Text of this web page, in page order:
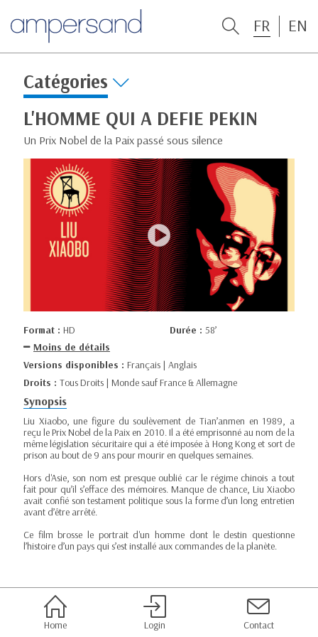
FR EN
Catégories
L'HOMME QUI A DEFIE PEKIN
Un Prix Nobel de la Paix passé sous silence
Format : HD Durée : 58’
Moins de détails
Versions disponibles : Français | Anglais
Droits : Tous Droits | Monde sauf France & Allemagne
Synopsis
Liu Xiaobo, une figure du soulèvement de Tian’anmen en 1989, a
reçu le Prix Nobel de la Paix en 2010. Il a été emprisonné au nom de la
même législation sécuritaire qui a été imposée à Hong Kong et sort de
prison au bout de 9 ans pour mourir en quelques semaines.
Hors d'Asie, son nom est presque oublié car le régime chinois a tout
fait pour qu’il s’efface des mémoires. Manque de chance, Liu Xiaobo
avait confié son testament politique sous la forme d’un long entretien
avant d’être arrêté.
Ce film brosse le portrait d'un homme dont le destin questionne
l’histoire d’un pays qui s’est installé aux commandes de la planète.
Home Login Contact